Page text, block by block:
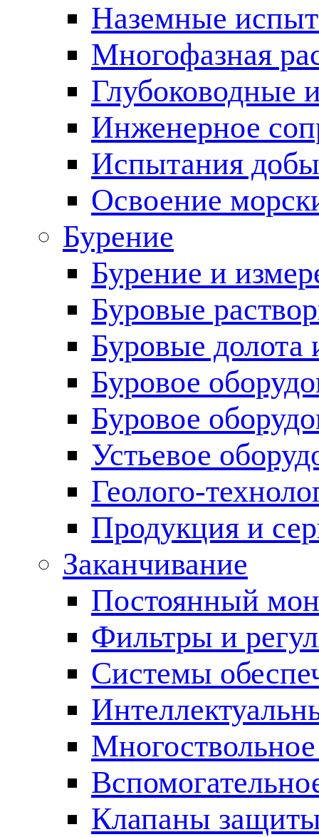
Наземные
Многофазная
Глубоководные
Инженерное
Испытания
Освоение
Бурение
Бурение и
Буровые
Буровые долота
Буровое
Буровое
Устьевое
Геолого-
Продукция и
Заканчивание
Постоянный
Фильтры и
Cистемы
Клапаны